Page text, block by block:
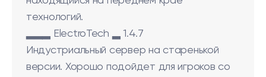
технологий.
▂▂▂ ElectroTech ▂ 1.4.7
Индустриальный сервер на старенькой
версии. Хорошо подойдет для игроков со